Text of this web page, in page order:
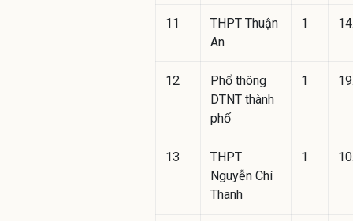
11
THPT Thuận
An
1
12
Phổ thông
DTNT thành
phố
1
13
THPT
Nguyễn Chí
Thanh
1